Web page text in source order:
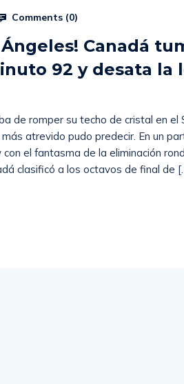
Comments (0)
Canadá
92 y desata la
de romper su techo de cristal en el
atrevido pudo predecir. En un
el fantasma de la eliminación
clasificó a los octavos de final de